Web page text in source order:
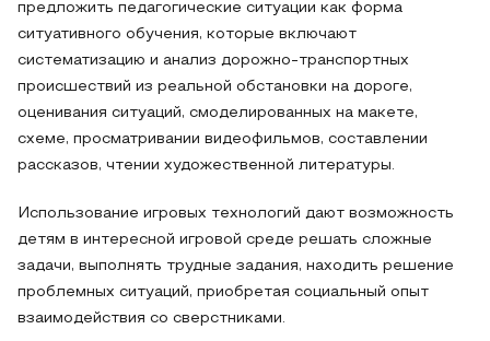
предложить педагогические ситуации как форма
ситуативного обучения, которые включают
систематизацию и анализ дорожно-транспортных
происшествий из реальной обстановки на дороге,
оценивания ситуаций, смоделированных на макете,
схеме, просматривании видеофильмов, составлении
рассказов, чтении художественной литературы.
Использование игровых технологий дают возможность
детям в интересной игровой среде решать сложные
задачи, выполнять трудные задания, находить решение
проблемных ситуаций, приобретая социальный опыт
взаимодействия со сверстниками.